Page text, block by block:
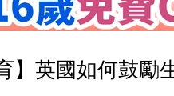
】英國如何鼓勵